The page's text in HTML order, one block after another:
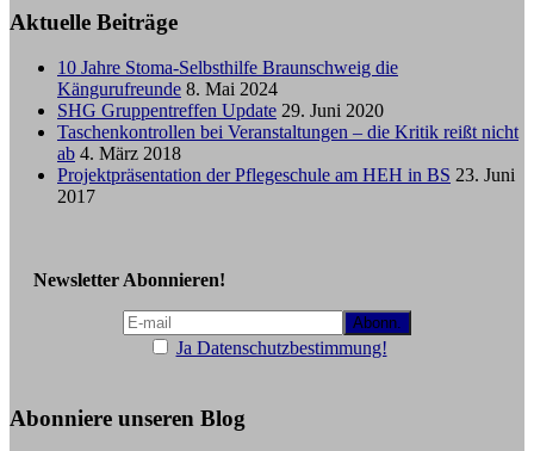
Aktuelle Beiträge
10 Jahre Stoma-Selbsthilfe Braunschweig die
Kängurufreunde 8. Mai 2024
SHG Gruppentreffen Update 29. Juni 2020
Taschenkontrollen bei Veranstaltungen – die Kritik reißt nicht
ab 4. März 2018
Projektpräsentation der Pflegeschule am HEH in BS 23. Juni
2017
Newsletter Abonnieren!
Ja Datenschutzbestimmung!
Abonniere unseren Blog